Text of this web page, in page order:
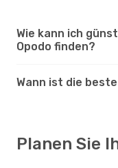
Wie kann ich
Opodo finden?
Wann ist die
Planen Sie